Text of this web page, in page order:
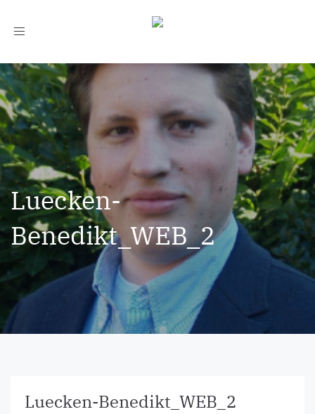
Toggle
Luecken-
Benedikt_WEB_2
Luecken-Benedikt_WEB_2